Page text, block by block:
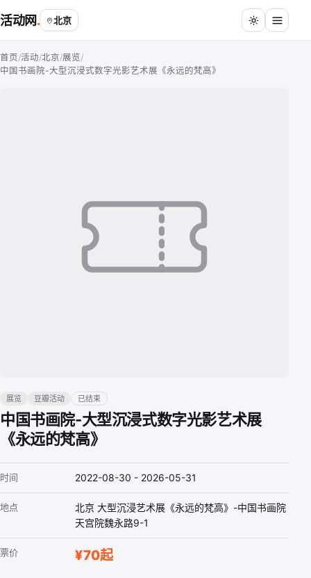
活动网 北京
首页/活动/北京/展览/
中国书画院-大型沉浸式数字光影艺术展《永远的梵高》
展览 豆瓣活动 已结束
中国书画院-大型沉浸式数字光影艺术展
《永远的梵高》
时间 2022-08-30 - 2026-05-31
地点
北京 大型沉浸艺术展《永远的梵高》-中国书画院
天宫院魏永路9-1
票价 ¥70起